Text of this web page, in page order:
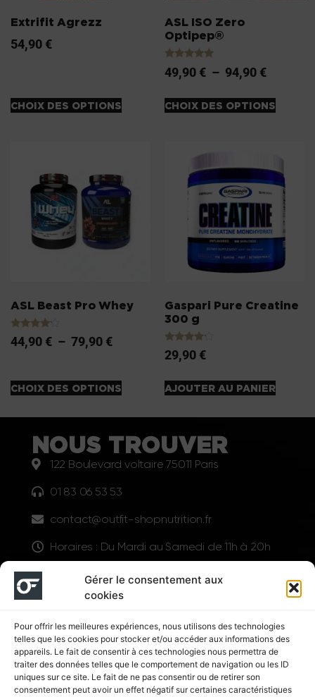
Gérer le consentement aux
cookies
Pour offrir les meilleures expériences, nous utilisons des technologies
telles que les cookies pour stocker et/ou accéder aux informations des
appareils. Le fait de consentir à ces technologies nous permettra de
traiter des données telles que le comportement de navigation ou les ID
uniques sur ce site. Le fait de ne pas consentir ou de retirer son
consentement peut avoir un effet négatif sur certaines caractéristiques
Extrifit Agrezz
54,90 €
CHOIX DES OPTIONS
ASL ISO Zero
Optipep®
Note
5.00
49,90 € – 94,90 €
CHOIX DES OPTIONS
ASL Beast Pro Whey
Note
4.00
44,90 € – 79,90 €
CHOIX DES OPTIONS
Gaspari Pure Creatine
300 g
Note
4.00
29,90 €
AJOUTER AU PANIER
NOUS TROUVER
122 Boulevard voltaire 75011 Paris
01 83 06 53 53
contact@outfit-shopnutrition.fr
Horaires : Du Mardi au Samedi de 11h à 20h
LIENS UTILES